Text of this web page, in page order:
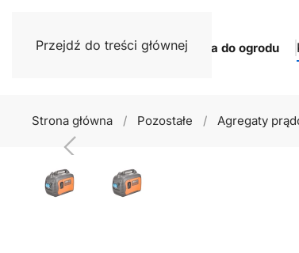
Przejdź do treści głównejNarzędzia do ogrodu
Strona główna Pozostałe Agregaty